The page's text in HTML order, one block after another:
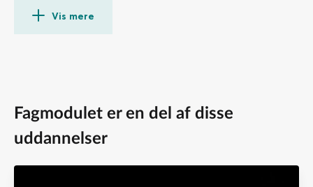
Vis mere
Fagmodulet er en del af disse
uddannelser